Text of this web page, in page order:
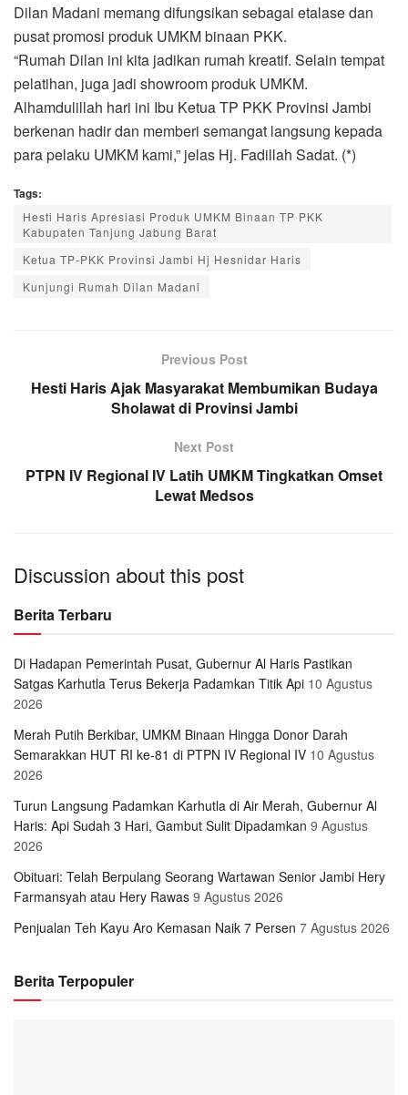
Dilan Madani memang difungsikan sebagai etalase dan
pusat promosi produk UMKM binaan PKK.
“Rumah Dilan ini kita jadikan rumah kreatif. Selain tempat
pelatihan, juga jadi showroom produk UMKM.
Alhamdulillah hari ini Ibu Ketua TP PKK Provinsi Jambi
berkenan hadir dan memberi semangat langsung kepada
para pelaku UMKM kami,” jelas Hj. Fadillah Sadat. (*)
Tags:
Hesti Haris Apresiasi Produk UMKM Binaan TP PKK
Kabupaten Tanjung Jabung Barat
Ketua TP-PKK Provinsi Jambi Hj Hesnidar Haris
Kunjungi Rumah Dilan Madani
Previous Post
Hesti Haris Ajak Masyarakat Membumikan Budaya
Sholawat di Provinsi Jambi
Next Post
PTPN IV Regional IV Latih UMKM Tingkatkan Omset
Lewat Medsos
Discussion about this post
Berita Terbaru
Di Hadapan Pemerintah Pusat, Gubernur Al Haris Pastikan
Satgas Karhutla Terus Bekerja Padamkan Titik Api 10 Agustus
2026
Merah Putih Berkibar, UMKM Binaan Hingga Donor Darah
Semarakkan HUT RI ke-81 di PTPN IV Regional IV 10 Agustus
2026
Turun Langsung Padamkan Karhutla di Air Merah, Gubernur Al
Haris: Api Sudah 3 Hari, Gambut Sulit Dipadamkan 9 Agustus
2026
Obituari: Telah Berpulang Seorang Wartawan Senior Jambi Hery
Farmansyah atau Hery Rawas 9 Agustus 2026
Penjualan Teh Kayu Aro Kemasan Naik 7 Persen 7 Agustus 2026
Berita Terpopuler